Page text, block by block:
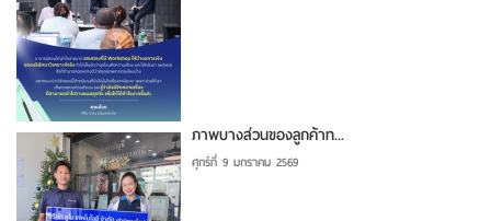
ภาพบางส่วนของลูกค้าท...
ศุกร์ที่ 9 มกราคม 2569